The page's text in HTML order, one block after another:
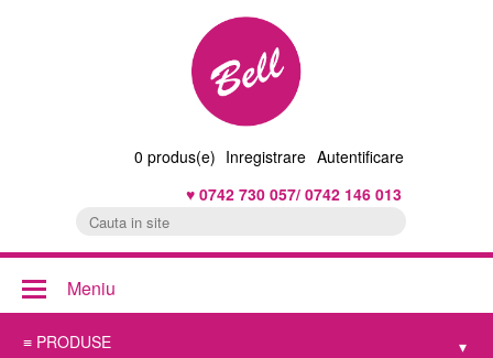
0 produs(e) Inregistrare Autentificare
♥ 0742 730 057/ 0742 146 013
Meniu
≡ PRODUSE ▾